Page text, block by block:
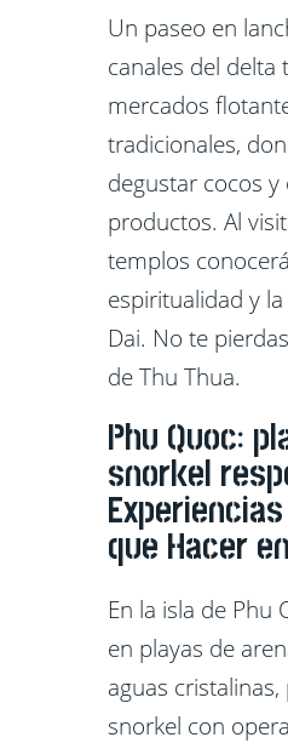
Un paseo en
canales del delta
mercados
tradicionales,
degustar cocos y
productos. Al
templos
espiritualidad y
Dai. No te
de Thu Thua.
Phu Quoc:
snorkel
que Hacer
En la isla de Phu
en playas de
aguas
snorkel con